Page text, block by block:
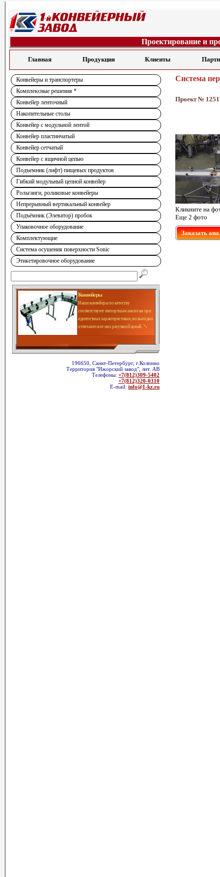
Проектирование и
Главная Продукция Клиенты
Конвейеры и транспортеры
Комплексные решения *
Конвейер ленточный
Накопительные столы
Конвейер с модульной лентой
Конвейер пластинчатый
Конвейер сетчатый
Конвейер с ящичной цепью
Подъемник (лифт) пищевых продуктов
Гибкий модульный цепной конвейер
Рольганги, роликовые конвейеры
Непрерывный вертикальный конвейер
Подъёмник (Элеватор) пробок
Упаковочное оборудование
Комплектующие
Система осушения поверхности Sonic
Этикетировочное оборудование
Конвейеры
Наши конвейеры по качеству
соответствуют импортным аналогам при
идентичных характеристиках, но выгодно
отличаются от них разумной ценой.
196650, Санкт-Петербург, г.Колпино
Территория "Ижорский завод", лит. АВ
Телефоны: +7(812)309-5402
+7(812)320-0310
E-mail: info@1-kz.ru
Система
Проект № 1251
Кликните на
Еще 2 фото
Заказать